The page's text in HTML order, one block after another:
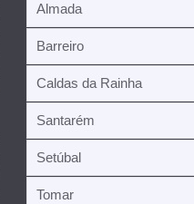
Almada
Barreiro
Caldas da Rainha
Santarém
Setúbal
Tomar